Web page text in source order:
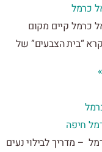
קיים מקום
הצבעים” של
לבילוי נעים